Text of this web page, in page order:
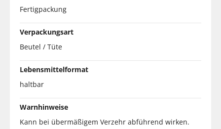
Fertigpackung
Verpackungsart
Beutel / Tüte
Lebensmittelformat
haltbar
Warnhinweise
Kann bei übermäßigem Verzehr abführend wirken.